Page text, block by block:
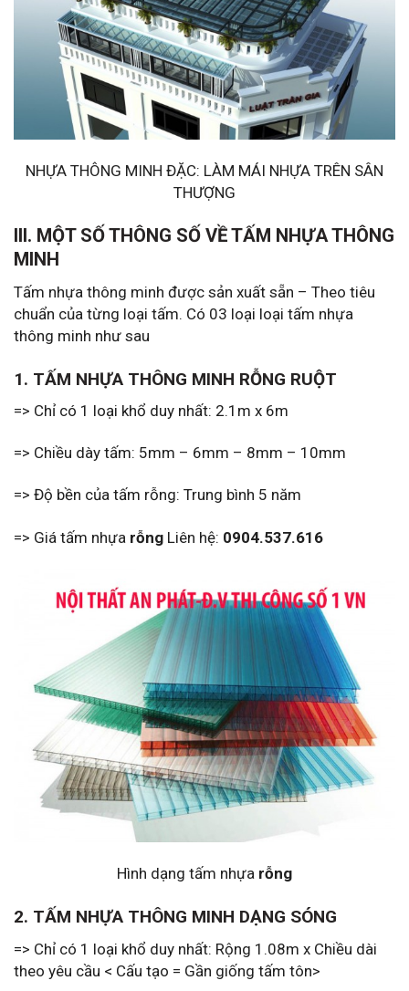
NHỰA THÔNG MINH ĐẶC: LÀM MÁI NHỰA TRÊN SÂN
THƯỢNG
III. MỘT SỐ THÔNG SỐ VỀ TẤM NHỰA THÔNG
MINH
Tấm nhựa thông minh được sản xuất sẵn – Theo tiêu
chuẩn của từng loại tấm. Có 03 loại loại tấm nhựa
thông minh như sau
1. TẤM NHỰA THÔNG MINH RỖNG RUỘT
=> Chỉ có 1 loại khổ duy nhất: 2.1m x 6m
=> Chiều dày tấm: 5mm – 6mm – 8mm – 10mm
=> Độ bền của tấm rỗng: Trung bình 5 năm
=> Giá tấm nhựa rỗng Liên hệ: 0904.537.616
Hình dạng tấm nhựa rỗng
2. TẤM NHỰA THÔNG MINH DẠNG SÓNG
=> Chỉ có 1 loại khổ duy nhất: Rộng 1.08m x Chiều dài
theo yêu cầu < Cấu tạo = Gần giống tấm tôn>